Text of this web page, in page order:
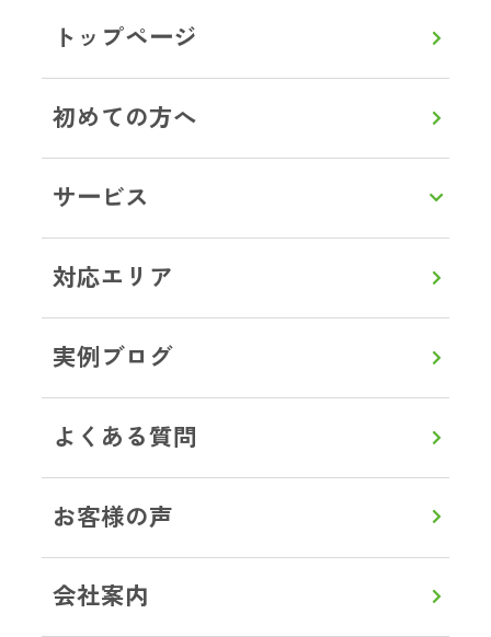
トップページ
初めての方へ
サービス
対応エリア
実例ブログ
よくある質問
お客様の声
会社案内
0120-357-664
通話無料8:00～20:00
メールで見積り・相談